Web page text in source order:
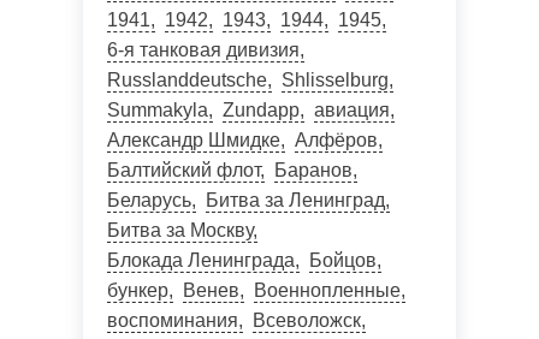
1941
1942 1943 1944
1945
6-я танковая дивизия
Russlanddeutsche
Shlisselburg
Summakyla
Zundapp
авиация
Александр Шмидке
Алфёров
Балтийский флот
Баранов
Беларусь
Битва за Ленинград
Битва за Москву
Блокада Ленинграда
Бойцов
бункер
Венев
Военнопленные
воспоминания
Всеволожск